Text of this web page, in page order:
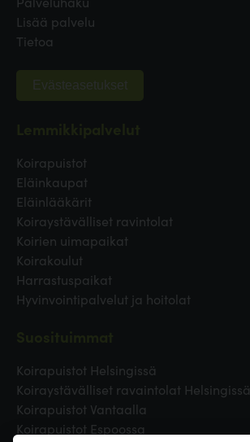
Lisää palvelu
Tietoa
Evästeasetukset
Koirapuistot
Eläinkaupat
Eläinlääkärit
Koiraystävälliset ravintolat
Koirien uimapaikat
Koirakoulut
Harrastuspaikat
Hyvinvointipalvelut ja hoitolat
Koirapuistot Helsingissä
Koiraystävälliset ravaintolat Helsingissä
Koirapuistot Vantaalla
Koirapuistot Espoossa